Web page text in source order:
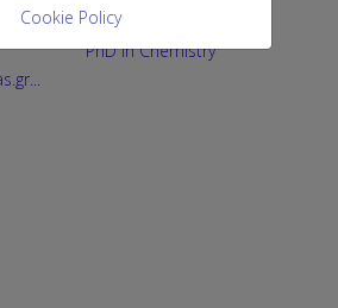
an
...
PhD in Chemistry
Cookie Policy